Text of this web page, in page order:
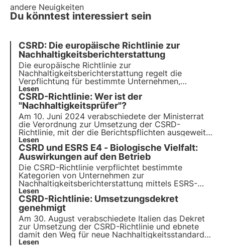
andere Neuigkeiten
Du könntest interessiert sein
CSRD: Die europäische Richtlinie zur
Nachhaltigkeitsberichterstattung
Die europäische Richtlinie zur
Nachhaltigkeitsberichterstattung regelt die
Verpflichtung für bestimmte Unternehmen,
nichtfinanzielle Informationen durch die Erstellung
eines Nachhaltigkeitsberichts zu kommunizieren.
Wir werfen einen genaueren Blick auf die Ziele der
CSRD und wie Unternehmen diese erreichen
müssen.
Lesen
CSRD-Richtlinie: Wer ist der
"Nachhaltigkeitsprüfer"?
Am 10. Juni 2024 verabschiedete der Ministerrat
die Verordnung zur Umsetzung der CSRD-
Richtlinie, mit der die Berichtspflichten ausgeweitet
und der "Nachhaltigkeitsprüfer" eingeführt wird,
der die Einhaltung der
Nachhaltigkeitsberichterstattung bescheinigt.
Erfahren Sie mehr in diesem Artikel.
Lesen
CSRD und ESRS E4 - Biologische Vielfalt:
Auswirkungen auf den Betrieb
Die CSRD-Richtlinie verpflichtet bestimmte
Kategorien von Unternehmen zur
Nachhaltigkeitsberichterstattung mittels ESRS-
Standards, die auf dem Prinzip der doppelten
Wesentlichkeit beruhen. Insbesondere der ESRS-
Standard E4 verlangt eine Berichterstattung über
die Auswirkungen und Abhängigkeiten von
Biodiversität und Ökosystemen.
Lesen
CSRD-Richtlinie: Umsetzungsdekret
genehmigt
Am 30. August verabschiedete Italien das Dekret
zur Umsetzung der CSRD-Richtlinie und ebnete
damit den Weg für neue Nachhaltigkeitsstandards
für Unternehmen. Lesen Sie in diesem Artikel mehr
Lesen